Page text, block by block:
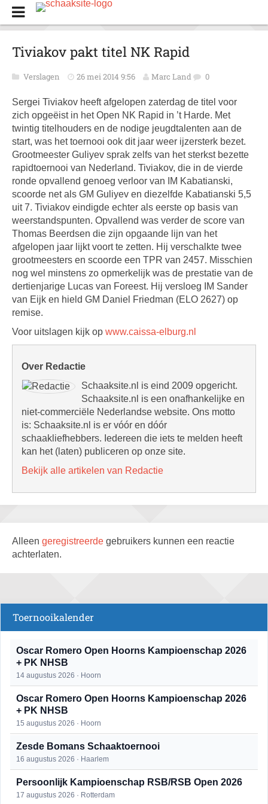
Tiviakov pakt titel NK Rapid
Verslagen 26 mei 2014 9:56 Marc Land 0
Sergei Tiviakov heeft afgelopen zaterdag de titel voor
zich opgeëist in het Open NK Rapid in ’t Harde. Met
twintig titelhouders en de nodige jeugdtalenten aan de
start, was het toernooi ook dit jaar weer ijzersterk bezet.
Grootmeester Guliyev sprak zelfs van het sterkst bezette
rapidtoernooi van Nederland. Tiviakov, die in de vierde
ronde opvallend genoeg verloor van IM Kabatianski,
scoorde net als GM Guliyev en diezelfde Kabatianski 5,5
uit 7. Tiviakov eindigde echter als eerste op basis van
weerstandspunten. Opvallend was verder de score van
Thomas Beerdsen die zijn opgaande lijn van het
afgelopen jaar lijkt voort te zetten. Hij verschalkte twee
grootmeesters en scoorde een TPR van 2457. Misschien
nog wel minstens zo opmerkelijk was de prestatie van de
dertienjarige Lucas van Foreest. Hij versloeg IM Sander
van Eijk en hield GM Daniel Friedman (ELO 2627) op
remise.
Voor uitslagen kijk op www.caissa-elburg.nl
Over Redactie
Schaaksite.nl is eind 2009 opgericht.
Schaaksite.nl is een onafhankelijke en
niet-commerciële Nederlandse website. Ons motto
is: Schaaksite.nl is er vóór en dóór
schaakliefhebbers. Iedereen die iets te melden heeft
kan het (laten) publiceren op onze site.
Bekijk alle artikelen van Redactie
Alleen geregistreerde gebruikers kunnen een reactie
achterlaten.
Toernooikalender
Oscar Romero Open Hoorns Kampioenschap 2026
+ PK NHSB
14 augustus 2026 · Hoorn
Oscar Romero Open Hoorns Kampioenschap 2026
+ PK NHSB
15 augustus 2026 · Hoorn
Zesde Bomans Schaaktoernooi
16 augustus 2026 · Haarlem
Persoonlijk Kampioenschap RSB/RSB Open 2026
17 augustus 2026 · Rotterdam